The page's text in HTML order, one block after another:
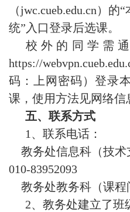
（jwc.cueb.edu.cn）的
统”入口登录后选课。
校外的同学需通
https://
码：上网密码）登录
课，使用方法见网络信
五、联系方式
1、联系电话：
教务处信息科（技术
010-83952093
教务处教务科（课程
2、教务处建立了班